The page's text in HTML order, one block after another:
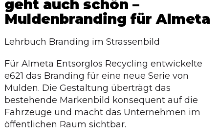
geht auch schön –
Muldenbranding für Almeta
Lehrbuch Branding im Strassenbild
Für Almeta Entsorglos Recycling entwickelte
e621 das Branding für eine neue Serie von
Mulden. Die Gestaltung überträgt das
bestehende Markenbild konsequent auf die
Fahrzeuge und macht das Unternehmen im
öffentlichen Raum sichtbar.